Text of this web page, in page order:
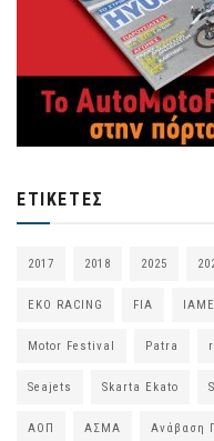
ΕΤΙΚΈΤΕΣ
2017 2018 2025
EKO RACING FIA IAME
Motor Festival Patra
Seajets Skarta Ekato
ΑΟΠ ΑΣΜΑ Ανάβαση